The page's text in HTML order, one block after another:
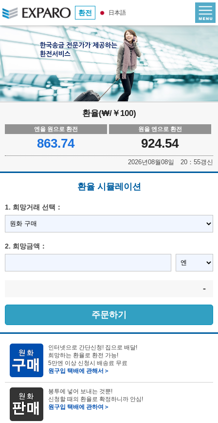
환전 日本語
환율(₩/￥100)
엔을 원으로 환전
863.74
원을 엔으로 환전
924.54
2026년08월08일 20：55갱신
환율 시뮬레이션
1. 희망거래 선택：
2. 희망금액：
-
주문하기
인터넷으로 간단신청! 집으로 배달!
희망하는 환율로 환전 가능!
5만엔 이상 신청시 배송료 무료
원구입 택배에 관해서＞
봉투에 넣어 보내는 것뿐!
신청할 때의 환율로 확정하니까 안심!
원구입 택배에 관하여＞